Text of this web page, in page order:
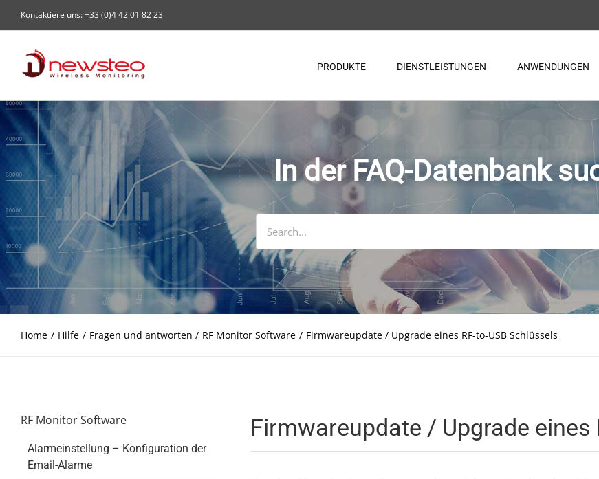
Kontaktiere uns: +33 (0)4 42 01 82 23
PRODUKTE DIENSTLEISTUNGEN ANWENDUNGEN
In der FAQ-Datenbank
for:
Home Hilfe Fragen und antworten RF Monitor Software Firmwareupdate / Upgrade eines RF-to-USB Schlüssels
RF Monitor Software
Alarmeinstellung – Konfiguration der
Email-Alarme
Firmwareupdate / Upgrade eines